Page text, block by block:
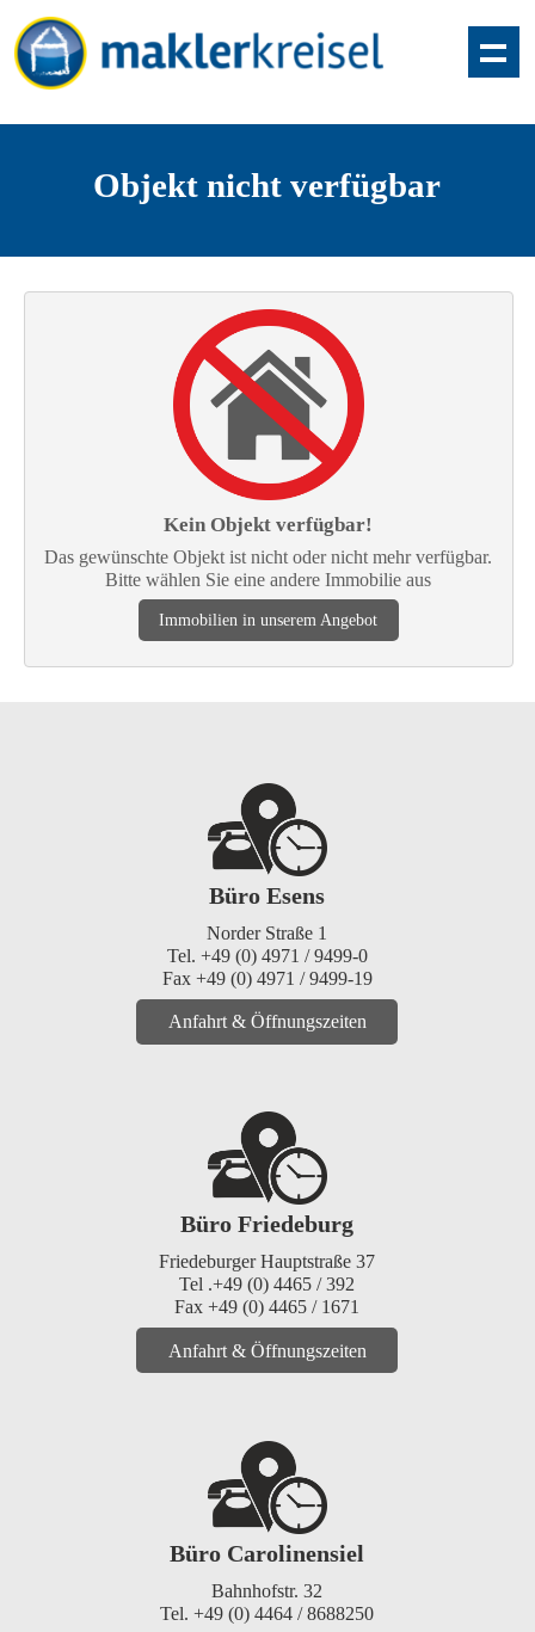
Objekt nicht verfügbar
Kein Objekt verfügbar!
Das gewünschte Objekt ist nicht oder nicht mehr verfügbar.
Bitte wählen Sie eine andere Immobilie aus
Immobilien in unserem Angebot
Büro Esens
Norder Straße 1
Tel. +49 (0) 4971 / 9499-0
Fax +49 (0) 4971 / 9499-19
Anfahrt & Öffnungszeiten
Büro Friedeburg
Friedeburger Hauptstraße 37
Tel .+49 (0) 4465 / 392
Fax +49 (0) 4465 / 1671
Anfahrt & Öffnungszeiten
Büro Carolinensiel
Bahnhofstr. 32
Tel. +49 (0) 4464 / 8688250